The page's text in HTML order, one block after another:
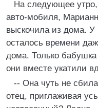
На следующее утро,
авто-мобиля,
выскочила из дома. У
осталось времени
дома. Только бабушка
они вместе укатили
-- Она чуть не
отец, приглаживая